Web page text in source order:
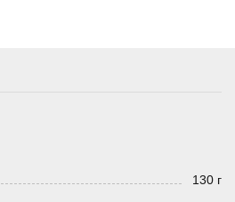
130 г